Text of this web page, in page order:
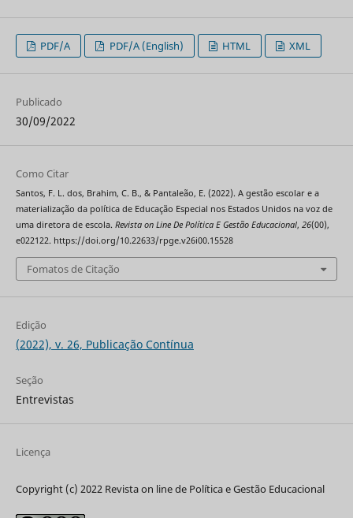
PDF/A PDF/A (English) HTML XML
Publicado
30/09/2022
Como Citar
Santos, F. L. dos, Brahim, C. B., & Pantaleão, E. (2022). A gestão escolar e a
materialização da política de Educação Especial nos Estados Unidos na voz de
uma diretora de escola. Revista on Line De Política E Gestão Educacional, 26(00),
e022122. https://doi.org/10.22633/rpge.v26i00.15528
Fomatos de Citação
Edição
(2022), v. 26, Publicação Contínua
Seção
Entrevistas
Licença
Copyright (c) 2022 Revista on line de Política e Gestão Educacional